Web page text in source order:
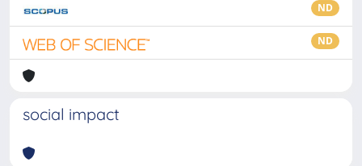
ND
ND
social impact